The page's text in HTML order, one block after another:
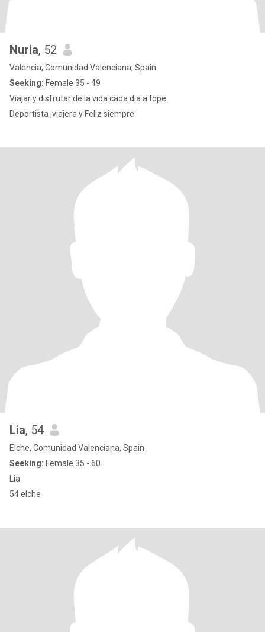
Nuria, 52
Valencia, Comunidad Valenciana, Spain
Seeking: Female 35 - 49
Viajar y disfrutar de la vida cada dia a tope.
Deportista ,viajera y Feliz siempre
Lia, 54
Elche, Comunidad Valenciana, Spain
Seeking: Female 35 - 60
Lia
54 elche